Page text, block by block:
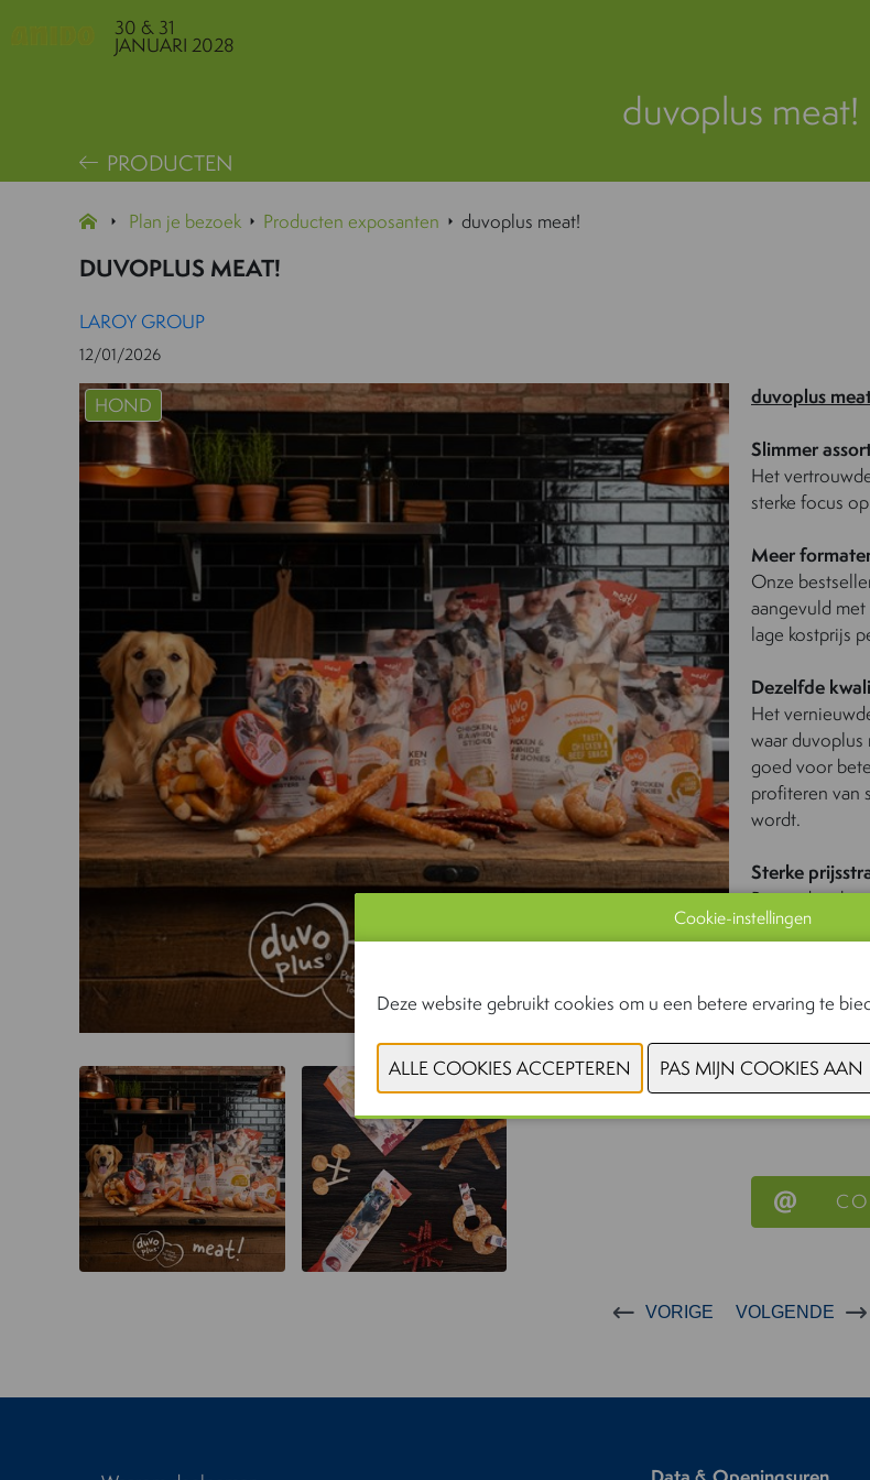
30 & 31
JANUARI 2028
duvoplus meat!
PRODUCTEN
Plan je bezoek Producten exposanten duvoplus meat!
DUVOPLUS MEAT!
HOND
LAROY GROUP
12/01/2026
duvoplus
Slimmer
Het
sterke focus
Meer
Onze
aangevuld
lage kostprijs
Dezelfde
Het
waar duvoplus
goed voor
profiteren van
wordt.
Sterke
Bovendien
producten een
strategische
Meer
Ontdek het
concepten en
winkel
VORIGE VOLGENDE
Cookie-instellingen
Deze website gebruikt cookies om u een betere ervaring te